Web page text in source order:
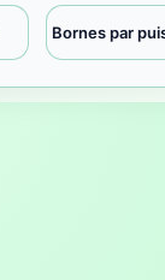
Bornes par